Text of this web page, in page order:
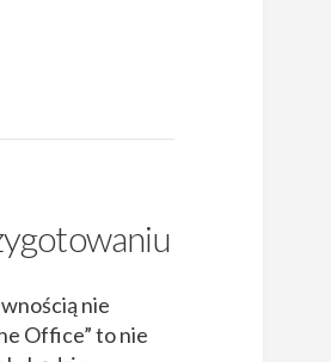
nie
Office” to nie